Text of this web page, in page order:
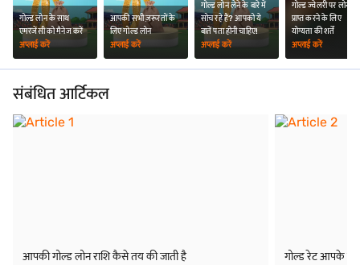
गोल्ड लोन के साथ
एमरजेंसी को मैनेज करें
अप्लाई करें
आपकी सभी ज़रूरतों के
लिए गोल्ड लोन
अप्लाई करें
गोल्ड लोन लेने के बारे में
सोच रहे हैं? आपको ये
बातें पता होनी चाहिए!
अप्लाई करें
गोल्ड ज्वेलरी पर लोन
प्राप्त करने के लिए
योग्यता की शर्तें
अप्लाई करें
संबंधित आर्टिकल
आपकी गोल्ड लोन राशि कैसे तय की जाती है
गोल्ड रेट आपके